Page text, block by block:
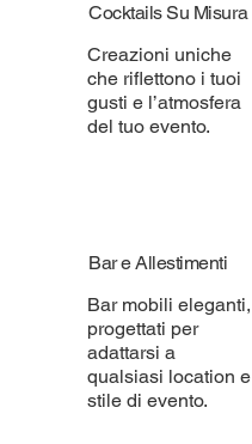
Cocktails Su Misura
Creazioni uniche
che riflettono i tuoi
gusti e l’atmosfera
del tuo evento.
Bar e Allestimenti
Bar mobili eleganti,
progettati per
adattarsi a
qualsiasi location e
stile di evento.